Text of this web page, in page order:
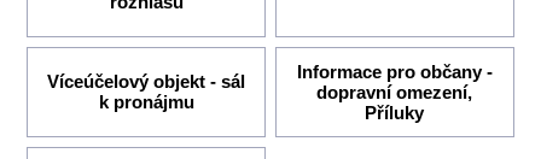
Víceúčelový objekt - sál
k pronájmu
Informace pro občany -
dopravní omezení,
Příluky